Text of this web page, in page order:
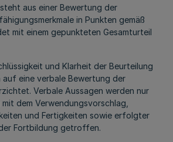
aus einer Bewertung der
in Punkten gemäß
mit einem gepunkteten Gesamturteil
und Klarheit der Beurteilung
eine verbale Bewertung der
Verbale Aussagen werden nur
mit dem Verwendungsvorschlag,
und Fertigkeiten sowie erfolgter
Fortbildung getroffen.